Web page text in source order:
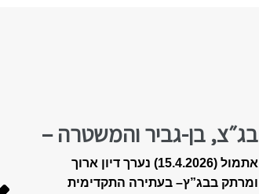
בג״צ, בן-גביר והמשטרה –
הולכים לפשרה?אתמול (15.4.2026) נערך דיון ארוך
ומרתק בבג”ץ– בעתירה התקדימית